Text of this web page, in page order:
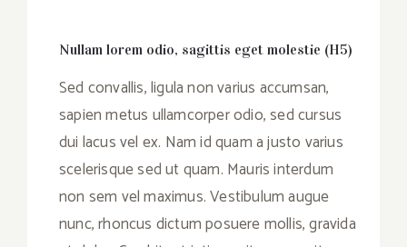
Nullam lorem odio, sagittis eget molestie (H5)
Sed convallis, ligula non varius accumsan,
sapien metus ullamcorper odio, sed cursus
dui lacus vel ex. Nam id quam a justo varius
scelerisque sed ut quam. Mauris interdum
non sem vel maximus. Vestibulum augue
nunc, rhoncus dictum posuere mollis, gravida